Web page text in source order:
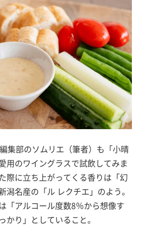
集部のソムリエ（筆者）も「小晴
用のワイングラスで試飲してみま
際に立ち上がってくる香りは「幻
潟名産の「ル レクチエ」のよう。
「アルコール度数8％から想像す
かり」としていること。